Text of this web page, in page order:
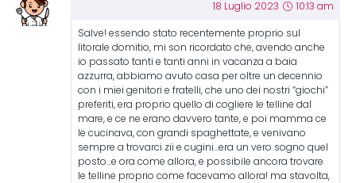
18 Luglio 2023 10:13 am
Salve! essendo stato recentemente proprio sul
litorale domitio, mi son ricordato che, avendo anche
io passato tanti e tanti anni in vacanza a baia
azzurra, abbiamo avuto casa per oltre un decennio
con i miei genitori e fratelli, che uno dei nostri “giochi”
preferiti, era proprio quello di cogliere le telline dal
mare, e ce ne erano davvero tante, e poi mamma ce
le cucinava, con grandi spaghettate, e venivano
sempre a trovarci zii e cugini…era un vero sogno quel
posto…e ora come allora, e possibile ancora trovare
le telline proprio come facevamo allora! ma stavolta,